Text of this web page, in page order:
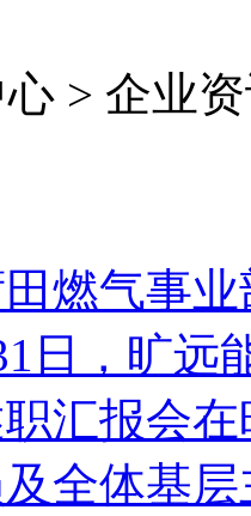
> 企业
燃气事
日，旷远
汇报会
全体基